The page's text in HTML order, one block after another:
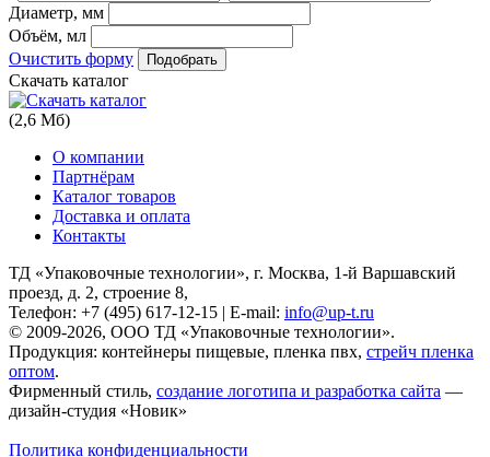
Диаметр, мм
Объём, мл
Очистить форму
Скачать каталог
(2,6 Мб)
О компании
Партнёрам
Каталог товаров
Доставка и оплата
Контакты
ТД «Упаковочные технологии», г. Москва, 1-й Варшавский
проезд, д. 2, строение 8,
Телефон: +7 (495) 617-12-15 | E-mail: info@up-t.ru
© 2009-2026, ООО ТД «Упаковочные технологии».
Продукция: контейнеры пищевые, пленка пвх, стрейч пленка
оптом.
Фирменный стиль, создание логотипа и разработка сайта —
дизайн-студия «Новик»
Политика конфиденциальности